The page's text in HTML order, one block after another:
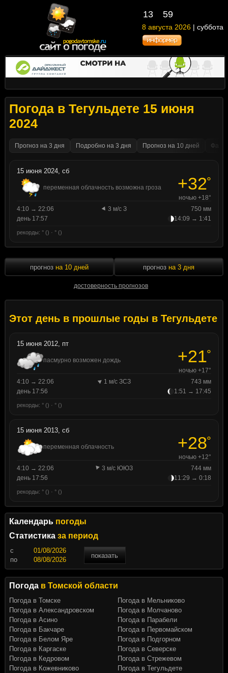
13 59
8 августа 2026 | суббота
Погода в Тегульдете 15 июня
2024
Прогноз на 3 дня Подробно на 3 дня Прогноз на 10 дней
15 июня 2024, сб
переменная облачность возможна гроза +32°
ночью +18°
4:10 → 22:06
3 м/с З
750 мм
день 17:57
14:09 → 1:41
рекорды: ° () · ° ()
прогноз на 10 дней
достоверность прогнозов
прогноз на 3 дня
Этот день в прошлые годы в Тегульдете
15 июня 2012, пт
пасмурно возможен дождь +21°
ночью +17°
4:10 → 22:06
1 м/с ЗСЗ
743 мм
день 17:56
1:51 → 17:45
рекорды: ° () · ° ()
15 июня 2013, сб
переменная облачность +28°
ночью +12°
4:10 → 22:06
3 м/с ЮЮЗ
744 мм
день 17:56
11:29 → 0:18
рекорды: ° () · ° ()
Календарь погоды
Статистика за период
c
показать
по
Погода в Томской области
Погода в Томске
Погода в Александровском
Погода в Асино
Погода в Бакчаре
Погода в Белом Яре
Погода в Каргаске
Погода в Кедровом
Погода в Кожевниково
Погода в Мельниково
Погода в Молчаново
Погода в Парабели
Погода в Первомайском
Погода в Подгорном
Погода в Северске
Погода в Стрежевом
Погода в Тегульдете